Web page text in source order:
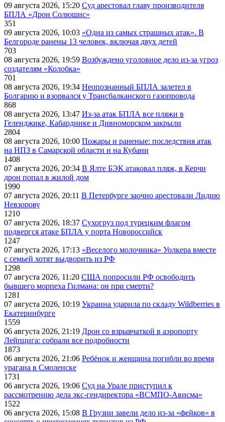
09 августа 2026, 15:20 Суд арестовал главу производителя
БПЛА «Дрон Солюшнс»
351
09 августа 2026, 10:03 «Одна из самых страшных атак». В
Белгороде ранены 13 человек, включая двух детей
703
08 августа 2026, 19:59 Возбуждено уголовное дело из-за угроз
создателям «Колобка»
701
08 августа 2026, 19:34 Неопознанный БПЛА залетел в
Болгарию и взорвался у Трансбалканского газопровода
868
08 августа 2026, 13:47 Из-за атак БПЛА все пляжи в
Геленджике, Кабардинке и Дивноморском закрыли
2804
08 августа 2026, 10:00 Пожары и раненые: последствия атак
на НПЗ в Самарской области и на Кубани
1408
07 августа 2026, 20:34 В Ялте БЭК атаковал пляж, в Керчи
дрон попал в жилой дом
1990
07 августа 2026, 20:11 В Петербурге заочно арестовали Лидию
Невзорову
1210
07 августа 2026, 18:37 Сухогруз под турецким флагом
подвергся атаке БПЛА у порта Новороссийск
1247
07 августа 2026, 17:13 «Веселого молочника» Уолкера вместе
с семьей хотят выдворить из РФ
1298
07 августа 2026, 11:20 США попросили РФ освободить
бывшего морпеха Гилмана: он при смерти?
1281
07 августа 2026, 10:19 Украина ударила по складу Wildberries в
Екатеринбурге
1559
06 августа 2026, 21:19 Дрон со взрывчаткой в аэропорту
Лейпцига: собрали все подробности
1873
06 августа 2026, 21:06 Ребёнок и женщина погибли во время
урагана в Смоленске
1731
06 августа 2026, 19:06 Суд на Урале приступил к
рассмотрению дела экс-гендиректора «ВСМПО-Ависма»
1522
06 августа 2026, 15:08 В Грузии завели дело из-за «фейков» в